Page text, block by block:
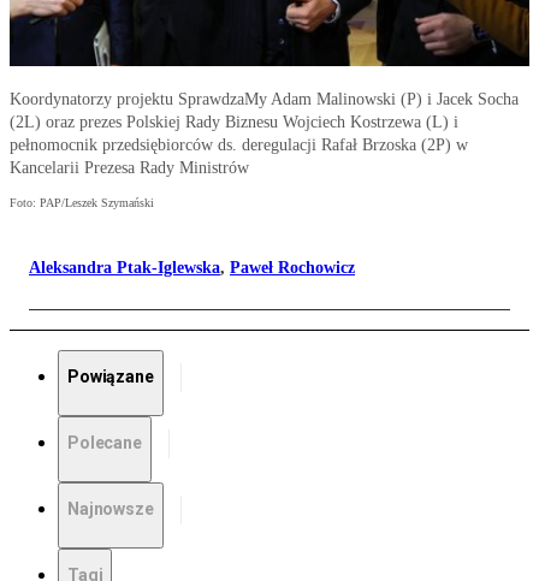
Koordynatorzy projektu SprawdzaMy Adam Malinowski (P) i Jacek Socha
(2L) oraz prezes Polskiej Rady Biznesu Wojciech Kostrzewa (L) i
pełnomocnik przedsiębiorców ds. deregulacji Rafał Brzoska (2P) w
Kancelarii Prezesa Rady Ministrów
Foto: PAP/Leszek Szymański
Aleksandra Ptak-Iglewska, Paweł Rochowicz
Powiązane
Polecane
Najnowsze
Tagi